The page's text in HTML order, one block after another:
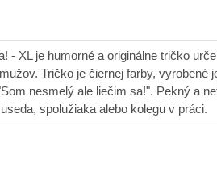
- XL je humorné a originálne tričko
Tričko je čiernej farby, vyrobené
nesmelý ale liečim sa!". Pekný a
spolužiaka alebo kolegu v práci.